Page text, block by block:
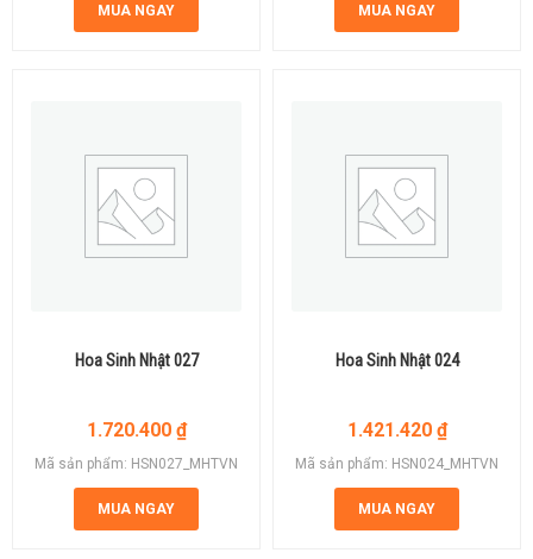
MUA NGAY MUA NGAY
Hoa Sinh Nhật 027
1.720.400 ₫
Mã sản phẩm: HSN027_MHTVN
MUA NGAY
Hoa Sinh Nhật 024
1.421.420 ₫
Mã sản phẩm: HSN024_MHTVN
MUA NGAY